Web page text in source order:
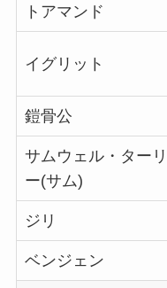
トアマンド
イグリット
鎧骨公
サムウェル・ターリ
ー(サム)
ジリ
ベンジェン